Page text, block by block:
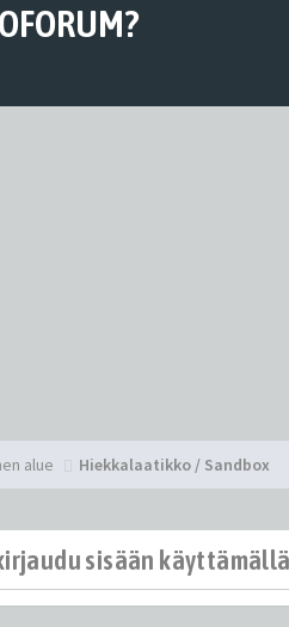
alue Hiekkalaatikko / Sandbox
sisään